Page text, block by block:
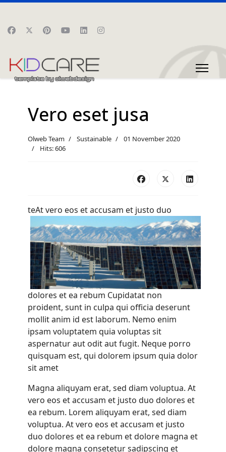
Vero eset jusa
Olweb Team Sustainable
01 November 2020
Hits: 606
teAt vero eos et accusam et justo duo
dolores et ea rebum Cupidatat non
proident, sunt in culpa qui officia deserunt
mollit anim id est laborum. Nemo enim
ipsam voluptatem quia voluptas sit
aspernatur aut odit aut fugit. Neque porro
quisquam est, qui dolorem ipsum quia dolor
sit amet
Magna aliquyam erat, sed diam voluptua. At
vero eos et accusam et justo duo dolores et
ea rebum. Lorem aliquyam erat, sed diam
voluptua. At vero eos et accusam et justo
duo dolores et ea rebum et dolore magna et
dolore magna consetetur sadipscing et